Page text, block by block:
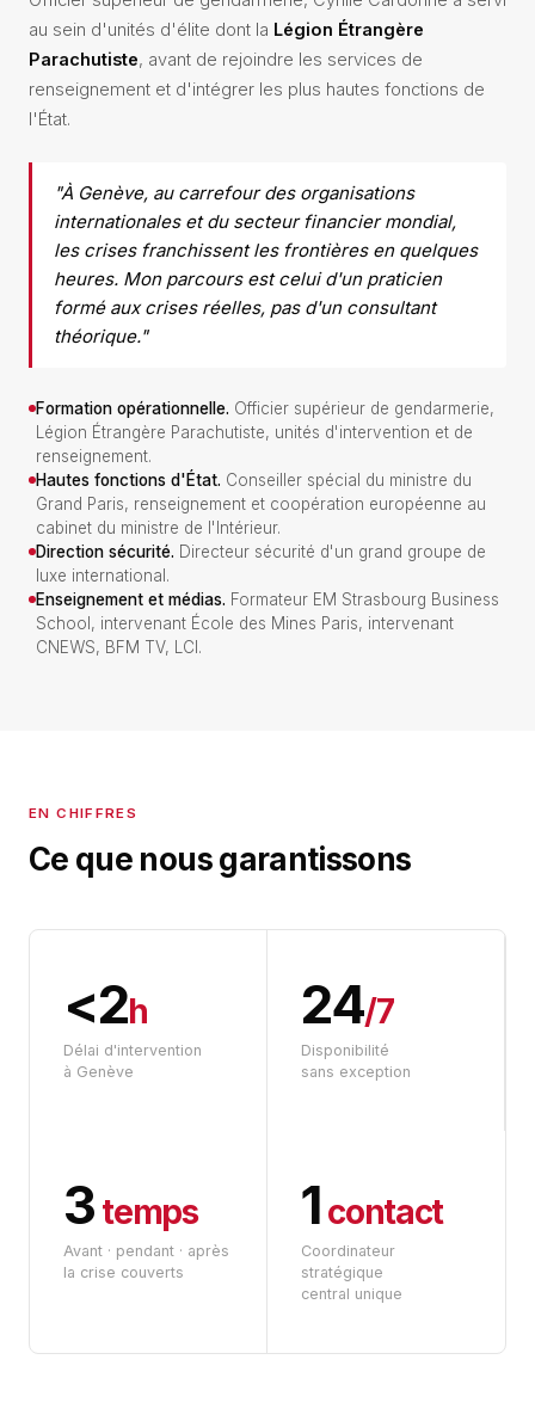
au sein d'unités d'élite dont la Légion Étrangère
Parachutiste, avant de rejoindre les services de
renseignement et d'intégrer les plus hautes fonctions de
l'État.
"À Genève, au carrefour des organisations
internationales et du secteur financier mondial,
les crises franchissent les frontières en quelques
heures. Mon parcours est celui d'un praticien
formé aux crises réelles, pas d'un consultant
théorique."
Formation opérationnelle. Officier supérieur de gendarmerie,
Légion Étrangère Parachutiste, unités d'intervention et de
renseignement.
Hautes fonctions d'État. Conseiller spécial du ministre du
Grand Paris, renseignement et coopération européenne au
cabinet du ministre de l'Intérieur.
Direction sécurité. Directeur sécurité d'un grand groupe de
luxe international.
Enseignement et médias. Formateur EM Strasbourg Business
School, intervenant École des Mines Paris, intervenant
CNEWS, BFM TV, LCI.
EN CHIFFRES
Ce que nous garantissons
<2h
Délai d'intervention
à Genève
24/7
Disponibilité
sans exception
3 temps
Avant · pendant · après
la crise couverts
1 contact
Coordinateur
stratégique
central unique